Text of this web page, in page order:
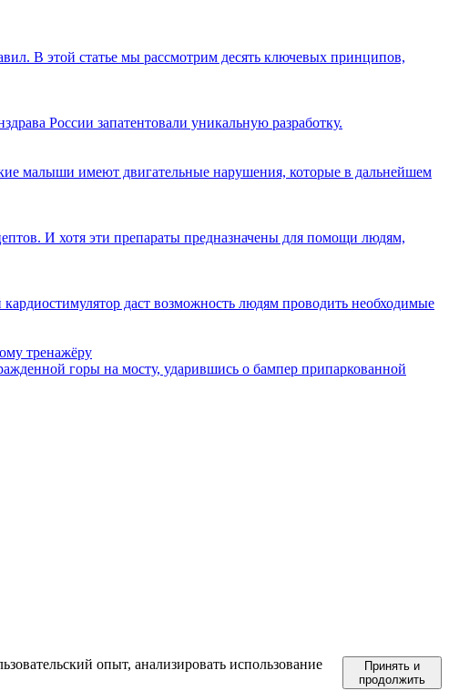
В этой статье мы рассмотрим десять ключевых принципов,
России запатентовали уникальную разработку.
малыши имеют двигательные нарушения, которые в дальнейшем
И хотя эти препараты предназначены для помощи людям,
даст возможность людям проводить необходимые
тренажёру
горы на мосту, ударившись о бампер припаркованной
опыт, анализировать использование
Принять и
продолжить